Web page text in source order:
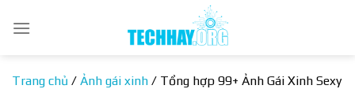
qua
Trang chủ / Ảnh gái xinh / Tổng hợp 99+ Ảnh Gái Xinh Sexy